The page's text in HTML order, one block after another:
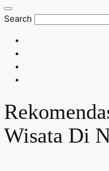
Search
Wisata Di